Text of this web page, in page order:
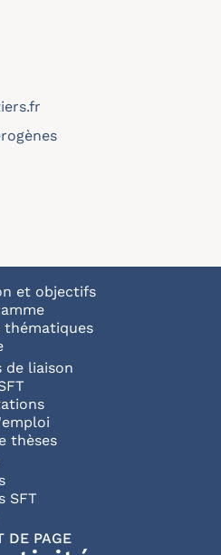
principale
et objectifs
thématiques
de liaison
thèses
SFT
page
DE PAGE